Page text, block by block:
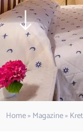
Home»Magazine»